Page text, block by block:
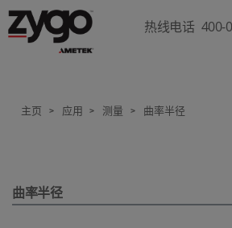
热线电话 400-
主页 > 应用 > 测量 > 曲率半径
曲率半径